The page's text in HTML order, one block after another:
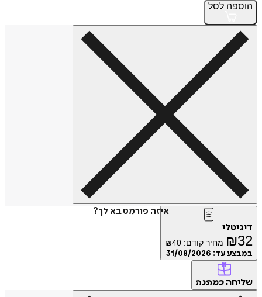
הוספה לסל
איזה פורמט בא לך?
דיגיטלי
₪32 מחיר קודם: ₪40
במבצע עד: 31/08/2026
שליחה כמתנה